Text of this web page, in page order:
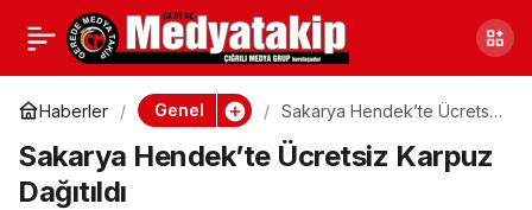
Haberler Genel
Sakarya Hendek’te Ücretsiz
Sakarya Hendek’te Ücretsiz Karpuz
Dağıtıldı
Kucağında Bebekle
Adliyeye Girdi 114 Suç
Kaydı Şaşırttı
Paylaş